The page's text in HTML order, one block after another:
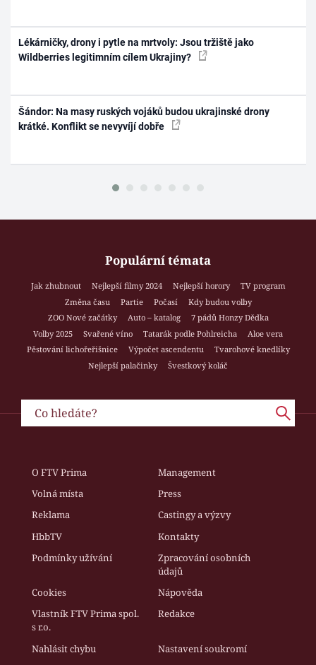
Lékárničky, drony i pytle na mrtvoly: Jsou tržiště jako
Wildberries legitimním cílem Ukrajiny?
Šándor: Na masy ruských vojáků budou ukrajinské drony
krátké. Konflikt se nevyvíjí dobře
Populární témata
Jak zhubnout Nejlepší filmy 2024 Nejlepší horory
TV program
Změna času
Partie Počasí
Kdy budou volby
ZOO Nové začátky
Auto – katalog
7 pádů Honzy Dědka
Volby 2025
Svařené víno Tatarák podle Pohlreicha
Aloe vera
Pěstování lichořeřišnice
Výpočet ascendentu
Tvarohové knedlíky
Nejlepší palačinky
Švestkový koláč
O FTV Prima
Management
Volná místa
Press
Reklama
Castingy a výzvy
HbbTV
Kontakty
Podmínky užívání
Zpracování osobních
údajů
Cookies
Nápověda
Vlastník FTV Prima spol.
s r.o.
Redakce
Nahlásit chybu Nastavení soukromí